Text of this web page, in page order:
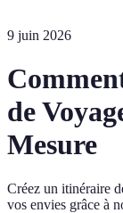
9 juin 2026
de
Mesure
Créez un itinéraire
vos envies grâce à